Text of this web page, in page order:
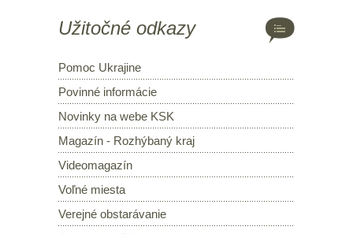
Užitočné odkazy
Pomoc Ukrajine
Povinné informácie
Novinky na webe KSK
Magazín - Rozhýbaný kraj
Videomagazín
Voľné miesta
Verejné obstarávanie